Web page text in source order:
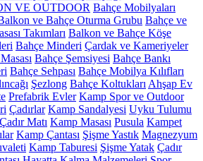
VE OUTDOOR Bahçe Mobilyaları
ve Bahçe Oturma Grubu Bahçe ve
Takımları Balkon ve Bahçe Köşe
Bahçe Minderi Çardak ve Kameriyeler
Bahçe Şemsiyesi Bahçe Bankı
Bahçe Sehpası Bahçe Mobilya Kılıfları
Şezlong Bahçe Koltukları Ahşap Ev
Prefabrik Evler Kamp Spor ve Outdoor
Çadırlar Kamp Sandalyesi Uyku Tulumu
Çadır Matı Kamp Masası Pusula Kampet
Kamp Çantası Şişme Yastık Magnezyum
Kamp Taburesi Şişme Yatak Çadır